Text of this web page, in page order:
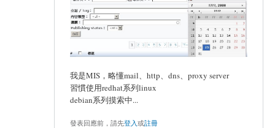
我是MIS，略懂mail、http、dns、proxy server
習慣使用redhat系列linux
debian系列摸索中...
發表回應前，請先登入或註冊